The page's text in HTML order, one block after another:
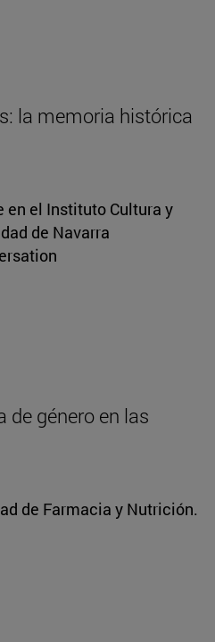
la memoria histórica
en el Instituto Cultura y
de Navarra
de género en las
de Farmacia y Nutrición.